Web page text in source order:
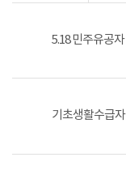
5.18 민주유공자
기초생활수급자